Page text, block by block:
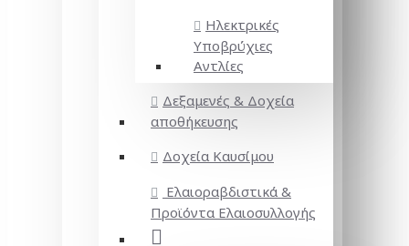
Ηλεκτρικές
Υποβρύχιες
Αντλίες
Δεξαμενές & Δοχεία
αποθήκευσης
Δοχεία Καυσίμου
Ελαιοραβδιστικά &
Προϊόντα Ελαιοσυλλογής